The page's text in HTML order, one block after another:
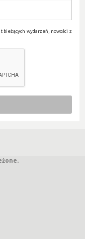
wydarzeń, nowości z